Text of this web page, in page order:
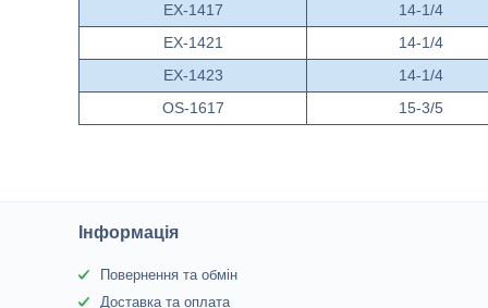
EX-1417
14-1/4
EX-1421
14-1/4
EX-1423
14-1/4
OS-1617
15-3/5
Інформація
Повернення та обмін
Доставка та оплата